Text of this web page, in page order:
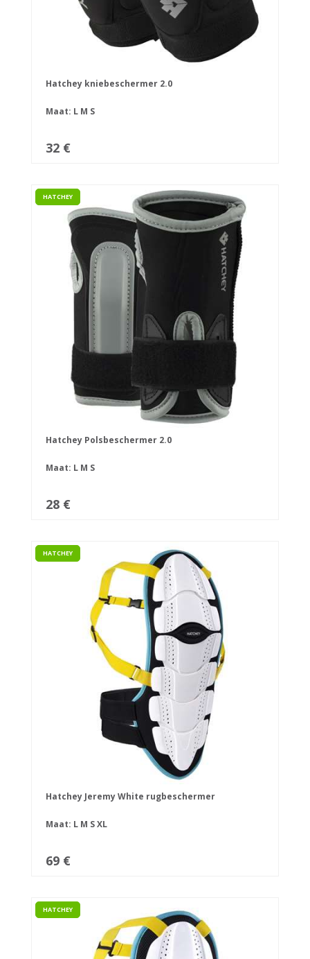
Hatchey kniebeschermer 2.0
Maat: L M S
32 €
HATCHEY
Hatchey Polsbeschermer 2.0
Maat: L M S
28 €
HATCHEY
Hatchey Jeremy White rugbeschermer
Maat: L M SXL
69 €
HATCHEY